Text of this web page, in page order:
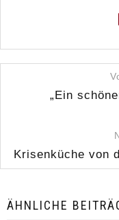
„Ein
Krisenküche von
ÄHNLICHE